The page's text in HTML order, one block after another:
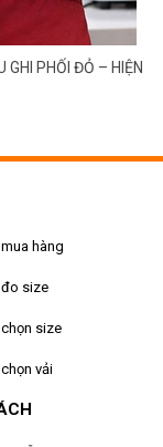
GHI PHỐI ĐỎ – HIỆN
hàng
size
size
vải